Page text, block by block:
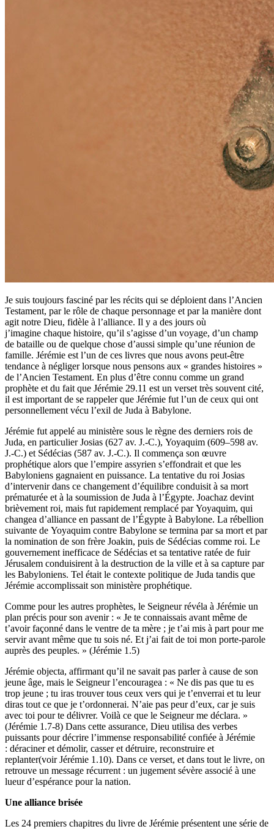
Je suis toujours fasciné par les récits qui se déploient dans l’Ancien
Testament, par le rôle de chaque personnage et par la manière dont
agit notre Dieu, fidèle à l’alliance. Il y a des jours où
j’imagine chaque histoire, qu’il s’agisse d’un voyage, d’un champ
de bataille ou de quelque chose d’aussi simple qu’une réunion de
famille. Jérémie est l’un de ces livres que nous avons peut-être
tendance à négliger lorsque nous pensons aux « grandes histoires »
de l’Ancien Testament. En plus d’être connu comme un grand
prophète et du fait que Jérémie 29.11 est un verset très souvent cité,
il est important de se rappeler que Jérémie fut l’un de ceux qui ont
personnellement vécu l’exil de Juda à Babylone.
Jérémie fut appelé au ministère sous le règne des derniers rois de
Juda, en particulier Josias (627 av. J.-C.), Yoyaquim (609–598 av.
J.-C.) et Sédécias (587 av. J.-C.). Il commença son œuvre
prophétique alors que l’empire assyrien s’effondrait et que les
Babyloniens gagnaient en puissance. La tentative du roi Josias
d’intervenir dans ce changement d’équilibre conduisit à sa mort
prématurée et à la soumission de Juda à l’Égypte. Joachaz devint
brièvement roi, mais fut rapidement remplacé par Yoyaquim, qui
changea d’alliance en passant de l’Égypte à Babylone. La rébellion
suivante de Yoyaquim contre Babylone se termina par sa mort et par
la nomination de son frère Joakin, puis de Sédécias comme roi. Le
gouvernement inefficace de Sédécias et sa tentative ratée de fuir
Jérusalem conduisirent à la destruction de la ville et à sa capture par
les Babyloniens. Tel était le contexte politique de Juda tandis que
Jérémie accomplissait son ministère prophétique.
Comme pour les autres prophètes, le Seigneur révéla à Jérémie un
plan précis pour son avenir : « Je te connaissais avant même de
t’avoir façonné dans le ventre de ta mère ; je t’ai mis à part pour me
servir avant même que tu sois né. Et j’ai fait de toi mon porte-parole
auprès des peuples. » (Jérémie 1.5)
Jérémie objecta, affirmant qu’il ne savait pas parler à cause de son
jeune âge, mais le Seigneur l’encouragea : « Ne dis pas que tu es
trop jeune ; tu iras trouver tous ceux vers qui je t’enverrai et tu leur
diras tout ce que je t’ordonnerai. N’aie pas peur d’eux, car je suis
avec toi pour te délivrer. Voilà ce que le Seigneur me déclara. »
(Jérémie 1.7-8) Dans cette assurance, Dieu utilisa des verbes
puissants pour décrire l’immense responsabilité confiée à Jérémie
: déraciner et démolir, casser et détruire, reconstruire et
replanter(voir Jérémie 1.10). Dans ce verset, et dans tout le livre, on
retrouve un message récurrent : un jugement sévère associé à une
lueur d’espérance pour la nation.
Une alliance brisée
Les 24 premiers chapitres du livre de Jérémie présentent une série de